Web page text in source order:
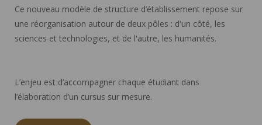
Ce nouveau modèle de structure d’établissement repose sur
une réorganisation autour de deux pôles : d'un côté, les
sciences et technologies, et de l'autre, les humanités.
L’enjeu est d’accompagner chaque étudiant dans
l’élaboration d’un cursus sur mesure.